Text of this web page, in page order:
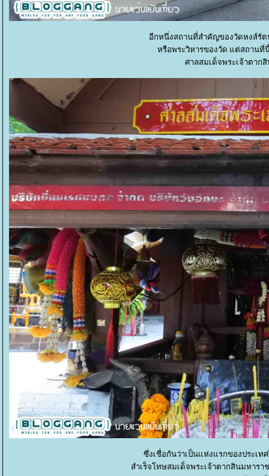
อีกหนึ่งสถานที่สำคัญของวัดหงส์รัต
หรือพระวิหารของวัด แต่สถาน
ศาลสมเด็จพระเจ้าตาก
ซึ่งเชื่อกันว่าเป็นแห่งแรกของประเ
สำเร็จโทษสมเด็จพระเจ้าตากสินมหาร